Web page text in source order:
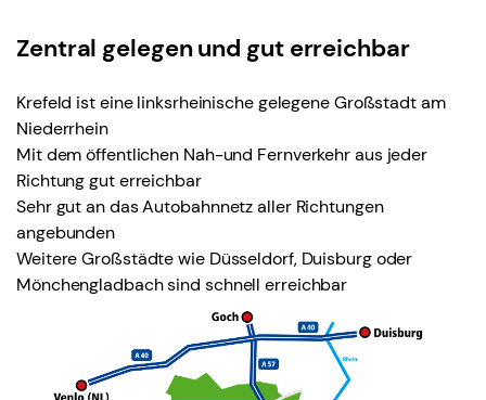
Zentral gelegen und gut erreichbar
Krefeld ist eine linksrheinische gelegene Großstadt am
Niederrhein
Mit dem öffentlichen Nah-und Fernverkehr aus jeder
Richtung gut erreichbar
Sehr gut an das Autobahnnetz aller Richtungen
angebunden
Weitere Großstädte wie Düsseldorf, Duisburg oder
Mönchengladbach sind schnell erreichbar